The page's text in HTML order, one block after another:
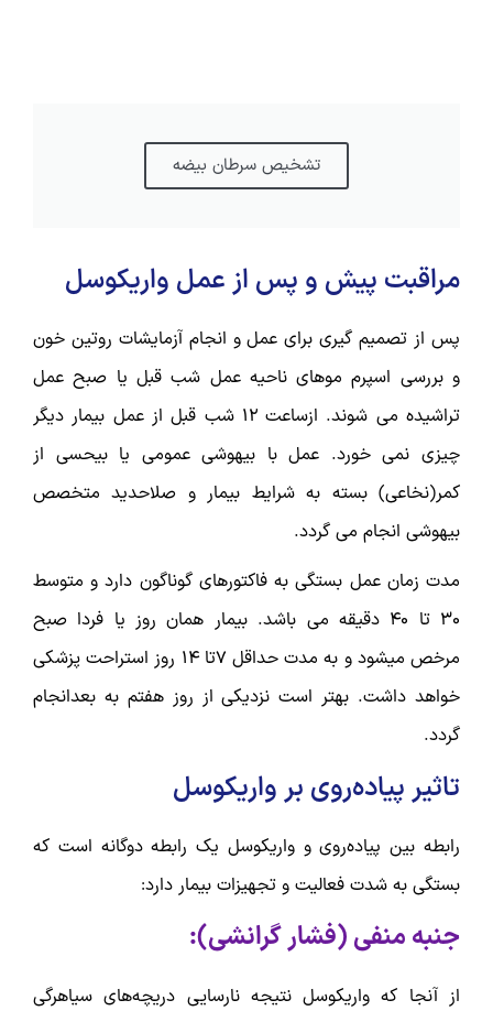
تشخیص سرطان بیضه
مراقبت پیش و پس از عمل واریکوسل
پس از تصمیم گیری برای عمل و انجام آزمایشات روتین خون
و بررسی اسپرم موهای ناحیه عمل شب قبل یا صبح عمل
تراشیده می شوند. ازساعت 12 شب قبل از عمل بیمار دیگر
چیزی نمی خورد. عمل با بیهوشی عمومی یا بیحسی از
کمر(نخاعی) بسته به شرایط بیمار و صلاحدید متخصص
بیهوشی انجام می گردد.
مدت زمان عمل بستگی به فاکتورهای گوناگون دارد و متوسط
30 تا 40 دقیقه می باشد. بیمار همان روز یا فردا صبح
مرخص میشود و به مدت حداقل 7تا 14 روز استراحت پزشکی
خواهد داشت. بهتر است نزدیکی از روز هفتم به بعدانجام
گردد.
تاثیر پیاده‌روی بر واریکوسل
رابطه بین پیاده‌روی و واریکوسل یک رابطه دوگانه است که
بستگی به شدت فعالیت و تجهیزات بیمار دارد:
جنبه منفی (فشار گرانشی):
از آنجا که واریکوسل نتیجه نارسایی دریچه‌های سیاهرگی